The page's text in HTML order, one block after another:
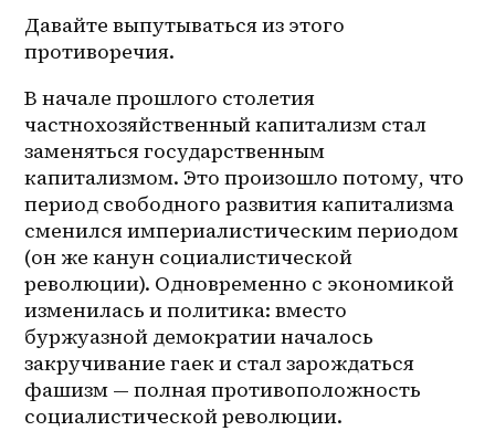
Давайте выпутываться из этого
противоречия.
В начале прошлого столетия
частнохозяйственный капитализм стал
заменяться государственным
капитализмом. Это произошло потому, что
период свободного развития капитализма
сменился империалистическим периодом
(он же канун социалистической
революции). Одновременно с экономикой
изменилась и политика: вместо
буржуазной демократии началось
закручивание гаек и стал зарождаться
фашизм — полная противоположность
социалистической революции.